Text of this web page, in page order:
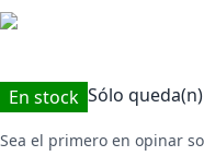
En stock Sólo queda(n)
Sea el primero en opinar